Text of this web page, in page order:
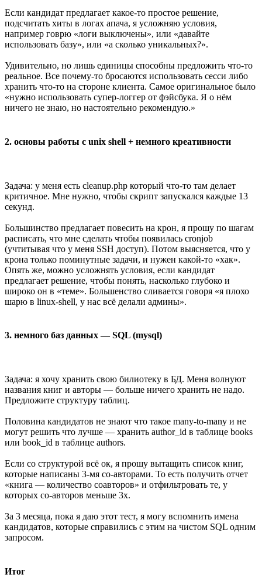
Если кандидат предлагает какое-то простое решение,
подсчитать хиты в логах апача, я усложняю условия,
например говрю «логи выключены», или «давайте
использовать базу», или «а сколько уникальных?».
Удивительно, но лишь единицы способны предложить что-то
реальное. Все почему-то бросаются использовать сесси либо
хранить что-то на стороне клиента. Самое оригинальное было
«нужно использовать супер-логгер от фэйсбука. Я о нём
ничего не знаю, но настоятельно рекомендую.»
2. основы работы с unix shell + немного креативности
Задача: у меня есть cleanup.php который что-то там делает
критичное. Мне нужно, чтобы скрипт запускался каждые 13
секунд.
Большинство предлагает повесить на крон, я прошу по шагам
расписать, что мне сделать чтобы появилась cronjob
(учтитывая что у меня SSH доступ). Потом выясняется, что у
крона только поминутные задачи, и нужен какой-то «хак».
Опять же, можно усложнять условия, если кандидат
предлагает решение, чтобы понять, насколько глубоко и
широко он в «теме». Большенство сливается говоря «я плохо
шарю в linux-shell, у нас всё делали админы».
3. немного баз данных — SQL (mysql)
Задача: я хочу хранить свою билиотеку в БД. Меня волнуют
названия книг и авторы — больше ничего хранить не надо.
Предложите структуру таблиц.
Половина кандидатов не знают что такое many-to-many и не
могут решить что лучше — хранить author_id в таблице books
или book_id в таблице authors.
Если со структурой всё ок, я прошу вытащить список книг,
которые написаны 3-мя со-авторами. То есть получить отчет
«книга — количество соавторов» и отфильтровать те, у
которых со-авторов меньше 3х.
За 3 месяца, пока я даю этот тест, я могу вспомнить имена
кандидатов, которые справились с этим на чистом SQL одним
запросом.
Итог